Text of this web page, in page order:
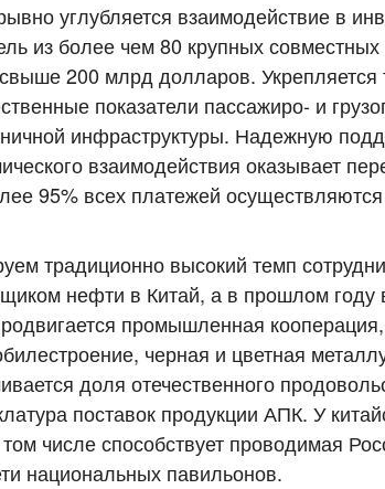
углубляется взаимодействие в
из более чем 80 крупных
200 млрд долларов. Укрепляется
показатели пассажиро- и
инфраструктуры. Надежную
взаимодействия оказывает
95% всех платежей
традиционно высокий темп
нефти в Китай, а в прошлом
промышленная
черная и цветная
доля отечественного
поставок продукции АПК. У
числе способствует проводимая
национальных павильонов.